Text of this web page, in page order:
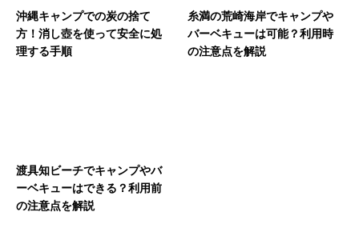
沖縄キャンプでの炭の捨て
方！消し壺を使って安全に処
理する手順
糸満の荒崎海岸でキャンプや
バーベキューは可能？利用時
の注意点を解説
渡具知ビーチでキャンプやバ
ーベキューはできる？利用前
の注意点を解説